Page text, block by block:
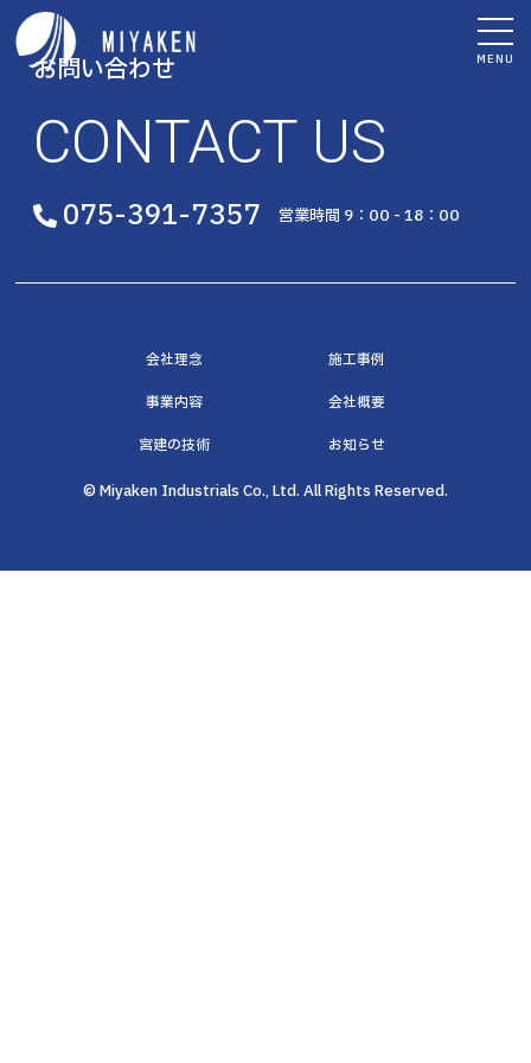
MENU
お問い合わせ
CONTACT US
075-391-7357 営業時間 9：00 - 18：00
会社理念 施工事例
事業内容 会社概要
宮建の技術 お知らせ
© Miyaken Industrials Co., Ltd. All Rights Reserved.